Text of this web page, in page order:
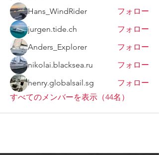
Hans_WindRider
フォロー
jurgen.tide.ch
フォロー
Anders_Explorer
フォロー
nikolai.blacksea.ru
フォロー
henry.globalsail.sg
フォロー
すべてのメンバーを表示（44名）